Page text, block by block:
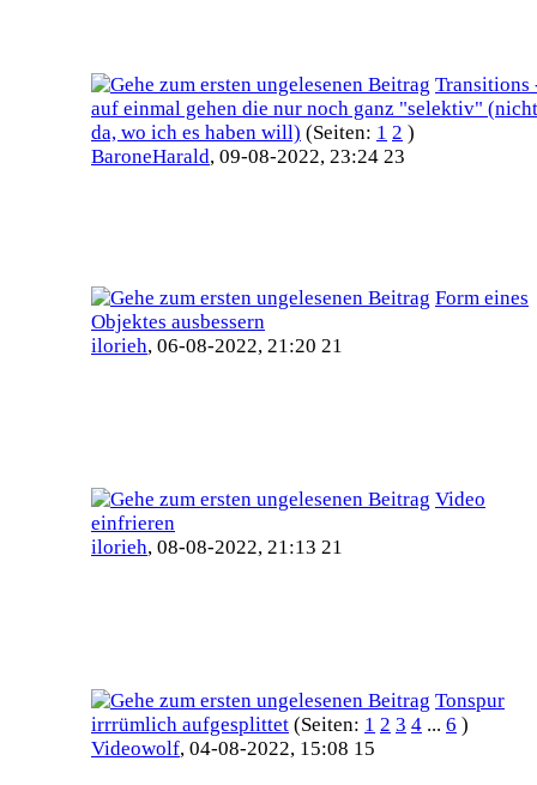
Transitions
auf einmal gehen die nur noch ganz "selektiv" (nicht
da, wo ich es haben will) (Seiten: 1 2 )
BaroneHarald, 09-08-2022, 23:24 23
Form eines
Objektes ausbessern
ilorieh, 06-08-2022, 21:20 21
Video
einfrieren
ilorieh, 08-08-2022, 21:13 21
Tonspur
irrrümlich aufgesplittet (Seiten: 1 2 3 4 ... 6 )
Videowolf, 04-08-2022, 15:08 15